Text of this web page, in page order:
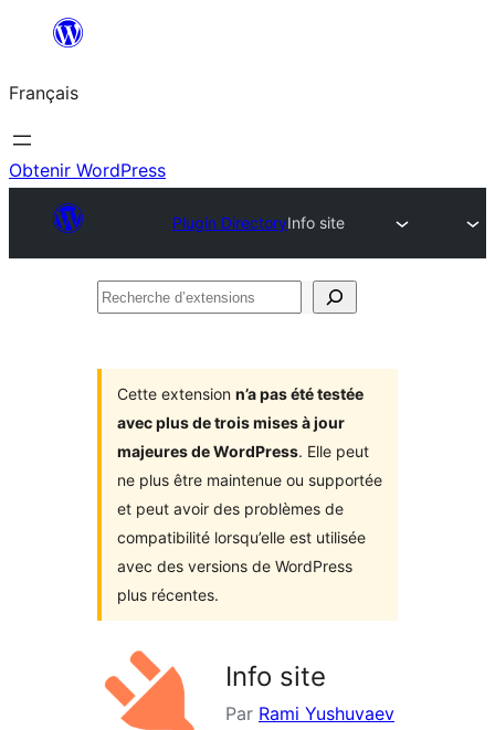
contenu
Français
Obtenir WordPress
Plugin DirectoryInfo site
Recherche
Cette extension n’a pas été testée
avec plus de trois mises à jour
majeures de WordPress. Elle peut
ne plus être maintenue ou supportée
et peut avoir des problèmes de
compatibilité lorsqu’elle est utilisée
avec des versions de WordPress
plus récentes.
Info site
Par Rami Yushuvaev